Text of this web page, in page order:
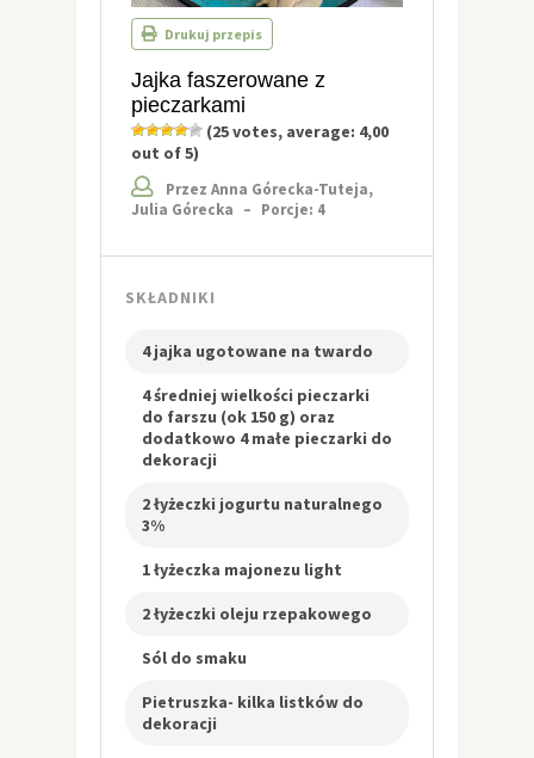
Drukuj przepis
Jajka faszerowane z
pieczarkami
(25votes, average: 4,00
out of 5)
Przez Anna Górecka-Tuteja,
Julia Górecka – Porcje: 4
SKŁADNIKI
4 jajka ugotowane na twardo
4 średniej wielkości pieczarki
do farszu (ok 150 g) oraz
dodatkowo 4 małe pieczarki do
dekoracji
2 łyżeczki jogurtu naturalnego
3%
1 łyżeczka majonezu light
2 łyżeczki oleju rzepakowego
Sól do smaku
Pietruszka- kilka listków do
dekoracji